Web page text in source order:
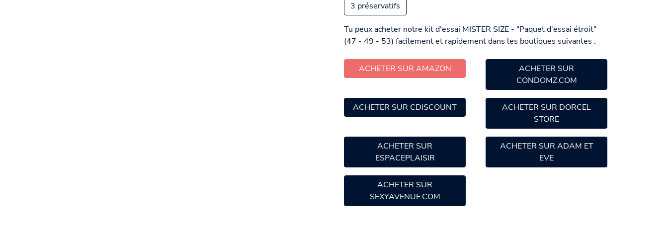
3 préservatifs
Tu peux acheter notre kit d'essai MISTER SIZE - "Paquet d'essai étroit"
(47 - 49 - 53) facilement et rapidement dans les boutiques suivantes :
ACHETER SUR AMAZON
ACHETER SUR
CONDOMZ.COM
ACHETER SUR CDISCOUNT
ACHETER SUR DORCEL
STORE
ACHETER SUR
ESPACEPLAISIR
ACHETER SUR ADAM ET
EVE
ACHETER SUR
SEXYAVENUE.COM